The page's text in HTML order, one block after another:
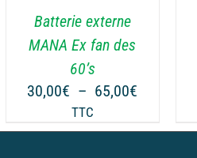
Batterie externe
MANA Ex fan des
60’s
30,00€ – 65,00€
prix :
TTC
LES
OPTIONS
PEUVENT
ÊTRE
CHOISIES
SUR
LA